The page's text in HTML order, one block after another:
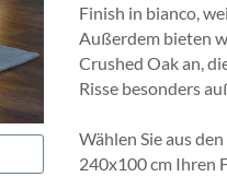
Finish in bianco,
Außerdem bieten
Crushed Oak an,
Risse besonders
Wählen Sie aus
240x100 cm Ihren